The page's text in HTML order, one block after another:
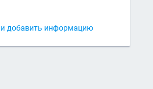
добавить информацию